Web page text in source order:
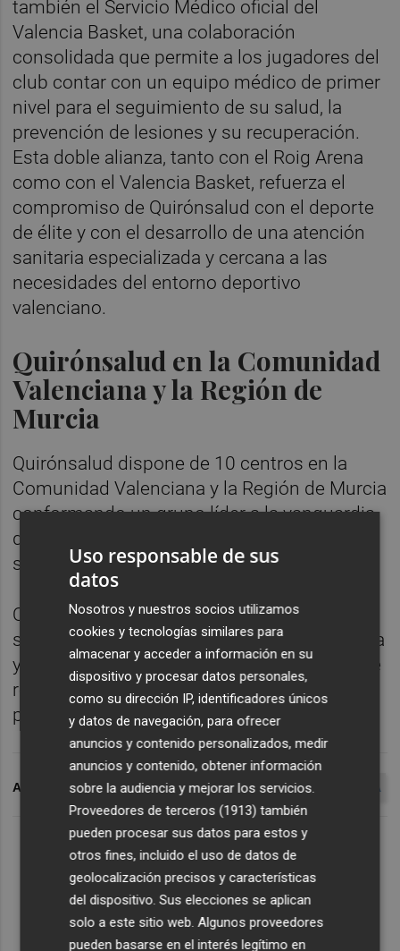
también el Servicio Médico oficial del
Valencia Basket, una colaboración
consolidada que permite a los jugadores del
club contar con un equipo médico de primer
nivel para el seguimiento de su salud, la
prevención de lesiones y su recuperación.
Esta doble alianza, tanto con el Roig Arena
como con el Valencia Basket, refuerza el
compromiso de Quirónsalud con el deporte
de élite y con el desarrollo de una atención
sanitaria especializada y cercana a las
necesidades del entorno deportivo
valenciano.
Quirónsalud en la Comunidad
Valenciana y la Región de
Murcia
Quirónsalud dispone de 10 centros en la
Comunidad Valenciana y la Región de Murcia
conformando un grupo líder a la vanguardia
de la medicina privada donde las personas
son el epicentro.
Quirónsalud se posiciona a la cabeza de la
sanidad privada en la Comunidad Valenciana
y Murcia en lo que a dotación tecnológica se
refiere, así como en el confort y sus
prestaciones.
ARCHIVADO EN HOSPITAL QUIRÓN VALENCIA ROIG ARENA
Uso responsable de sus
datos
Nosotros y nuestros socios utilizamos
cookies y tecnologías similares para
almacenar y acceder a información en su
dispositivo y procesar datos personales,
como su dirección IP, identificadores únicos
y datos de navegación, para ofrecer
anuncios y contenido personalizados, medir
anuncios y contenido, obtener información
sobre la audiencia y mejorar los servicios.
Proveedores de terceros (1913) también
pueden procesar sus datos para estos y
otros fines, incluido el uso de datos de
geolocalización precisos y características
del dispositivo. Sus elecciones se aplican
solo a este sitio web. Algunos proveedores
pueden basarse en el interés legítimo en